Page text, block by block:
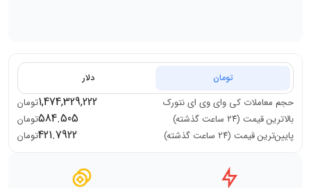
تومان دلار
حجم معاملات کی وای وی ای نتورک 1,474,329,222تومان
بالاترین قیمت (۲۴ ساعت گذشته)
584.505تومان
پایین‌ترین قیمت (۲۴ ساعت گذشته)
421.7922تومان